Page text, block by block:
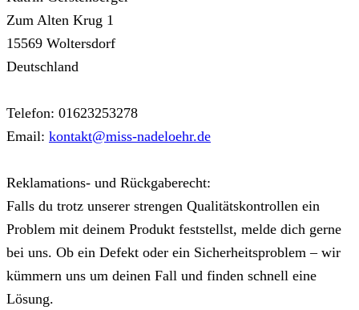
Zum Alten Krug 1
15569 Woltersdorf
Deutschland
Telefon: 01623253278
Email: kontakt@miss-nadeloehr.de
Reklamations- und Rückgaberecht:
Falls du trotz unserer strengen Qualitätskontrollen ein
Problem mit deinem Produkt feststellst, melde dich gerne
bei uns. Ob ein Defekt oder ein Sicherheitsproblem – wir
kümmern uns um deinen Fall und finden schnell eine
Lösung.